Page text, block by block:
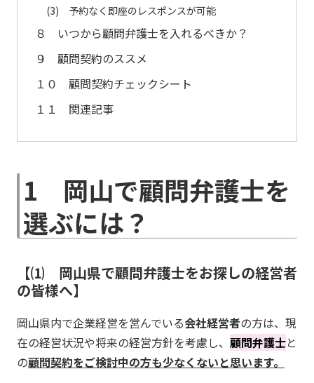
(3) 予約なく即座のレスポンスが可能
８ いつから顧問弁護士を入れるべきか？
９ 顧問契約のススメ
１０ 顧問契約チェックシート
１１ 関連記事
1 岡山で顧問弁護士を
選ぶには？
⑴ 岡山県で顧問弁護士をお探しの経営者
の皆様へ
岡山県内で企業経営を営んでいる会社経営者の方は、現
在の経営状況や将来の経営方針を考慮し、 顧問弁護士と
の顧問契約をご検討中の方も少なくないと思います。